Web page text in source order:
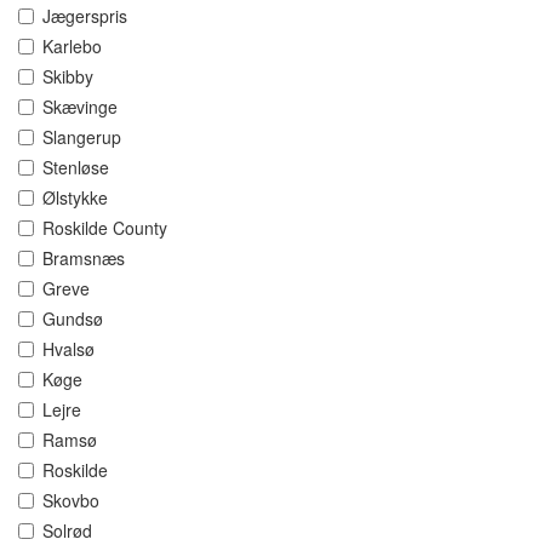
Jægerspris
Karlebo
Skibby
Skævinge
Slangerup
Stenløse
Ølstykke
Roskilde County
Bramsnæs
Greve
Gundsø
Hvalsø
Køge
Lejre
Ramsø
Roskilde
Skovbo
Solrød